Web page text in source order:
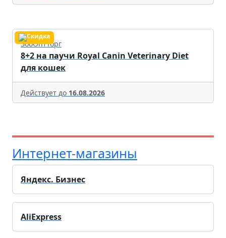
ЗооОптТорг
8+2 на паучи Royal Canin Veterinary Diet
для кошек
Действует до 16.08.2026
Интернет-магазины
Яндекс. Бизнес
AliExpress